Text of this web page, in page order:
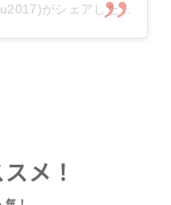
お宝中古市場上越店 古着(@joetsu2017)がシェアした投稿
メ！